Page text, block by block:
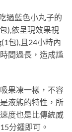
過藍色小丸子的
),依呈現效果視
包),且24小時內
間過長，造成尴
果凍一樣，不容
液態的特性，所
度也是比傳統威
分鍾即可。